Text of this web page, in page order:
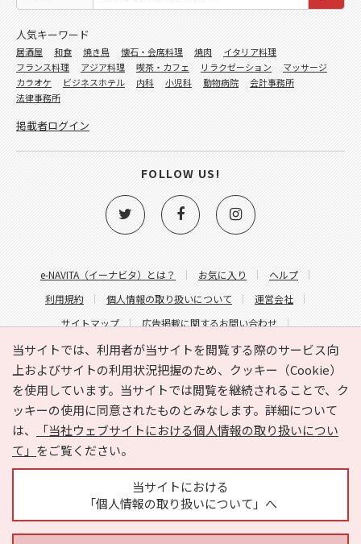
当サイトでは、利用者が当サイトを閲覧する際のサービス向
上およびサイトの利用状況把握のため、クッキー（Cookie）
を使用しています。当サイトでは閲覧を継続されることで、ク
ッキーの使用に同意されたものとみなします。詳細について
は、
「当社ウェブサイトにおける個人情報の取り扱いについ
て」 をご覧ください。
当サイトにおける
「個人情報の取り扱いについて」へ
e-NAVITA（イーナビタ）とは？ お気に入り
ヘルプ
利用規約
個人情報の取り扱いについて
運営会社
サイトマップ
広告掲載に関するお問い合わせ
サイトの内容に関するお問い合わせ
人気キーワード
居酒屋 和食 焼き鳥 懐石・会席料理 焼肉
イタリア料理
フランス料理
アジア料理 喫茶・カフェ リラクゼーション
マッサージ
カラオケ
ビジネスホテル 内科 小児科 動物病院
会計事務所
法律事務所
掲載者ログイン
FOLLOW US!
Copyright © HYOJITO.Co.,Ltd. All Rights Reserved.